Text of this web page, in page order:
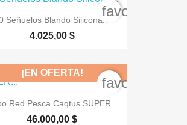
Señuelos Blando Silicona...
4.025,00 $
Red Pesca Caqtus SUPER...
46.000,00 $
¡EN OFERTA!